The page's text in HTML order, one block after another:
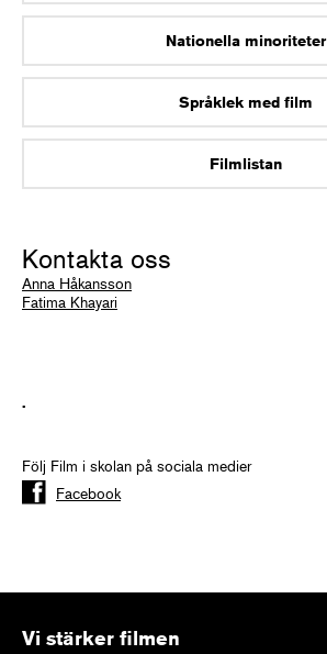
Nationella minoriteter
Språklek med film
Filmlistan
Kontakta oss
Anna Håkansson
Fatima Khayari
.
Följ Film i skolan på sociala medier
Facebook
Vi stärker filmen